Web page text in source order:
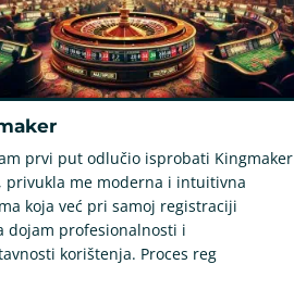
prvi put odlučio isprobati Kingmaker
privukla me moderna i intuitivna
koja već pri samoj registraciji
dojam profesionalnosti i
korištenja. Proces reg